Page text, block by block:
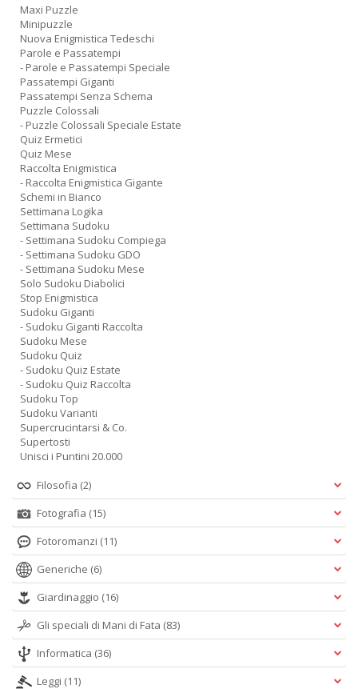
Maxi Puzzle
Minipuzzle
Nuova Enigmistica Tedeschi
Parole e Passatempi
- Parole e Passatempi Speciale
Passatempi Giganti
Passatempi Senza Schema
Puzzle Colossali
- Puzzle Colossali Speciale Estate
Quiz Ermetici
Quiz Mese
Raccolta Enigmistica
- Raccolta Enigmistica Gigante
Schemi in Bianco
Settimana Logika
Settimana Sudoku
- Settimana Sudoku Compiega
- Settimana Sudoku GDO
- Settimana Sudoku Mese
Solo Sudoku Diabolici
Stop Enigmistica
Sudoku Giganti
- Sudoku Giganti Raccolta
Sudoku Mese
Sudoku Quiz
- Sudoku Quiz Estate
- Sudoku Quiz Raccolta
Sudoku Top
Sudoku Varianti
Supercrucintarsi & Co.
Supertosti
Unisci i Puntini 20.000
Filosofia (2)
Fotografia (15)
Fotoromanzi (11)
Generiche (6)
Giardinaggio (16)
Gli speciali di Mani di Fata (83)
Informatica (36)
Leggi (11)